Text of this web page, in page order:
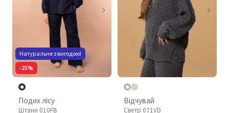
Натуральне з вигодою!
-25%
Подих лісу
Штани 010FB
Відчувай
Светр 071VD